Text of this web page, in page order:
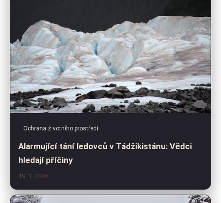
Ochrana životního prostředí
Alarmující tání ledovců v Tádžikistánu: Vědci
hledají příčiny
19. 1. 2026